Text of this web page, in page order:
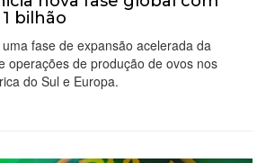
bilhão
fase de expansão acelerada da
operações de produção de ovos nos
do Sul e Europa.